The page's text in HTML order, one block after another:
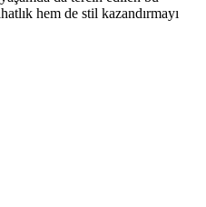
hem de stil kazandırmayı